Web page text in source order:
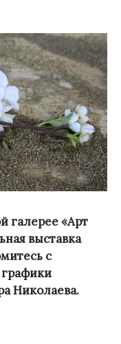
галерее «Арт
выставка
с
Николаева.